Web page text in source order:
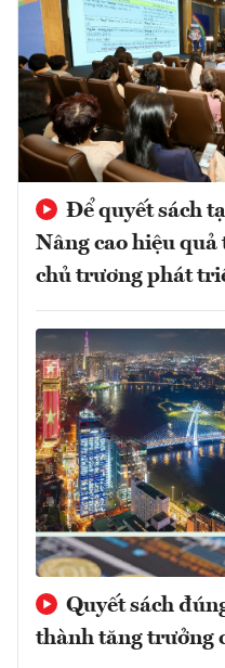
Để quyết sách
Nâng cao hiệu quả
chủ trương phát
Quyết sách
thành tăng trưởng